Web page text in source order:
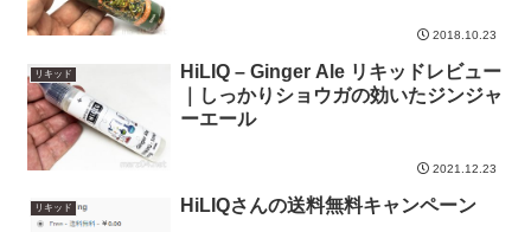
2018.10.23
リキッド
HiLIQ – Ginger Ale リキッドレビュー
｜しっかりショウガの効いたジンジャ
ーエール
2021.12.23
リキッド HiLIQさんの送料無料キャンペーン